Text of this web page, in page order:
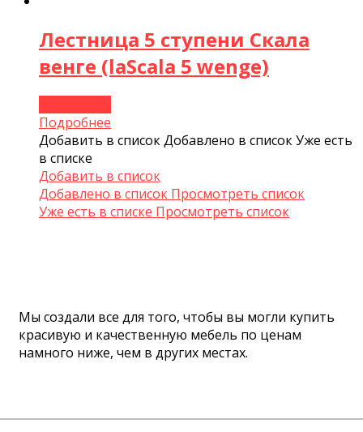
Лестница 5 ступени Скала
венге (laScala 5 wenge)
Подробнее
Добавить в списокДобавлено в списокУже есть
в списке
Добавить в список
Добавлено в список Просмотреть список
Уже есть в списке Просмотреть список
Мы создали все для того, чтобы вы могли купить
красивую и качественную мебель по ценам
намного ниже, чем в других местах.